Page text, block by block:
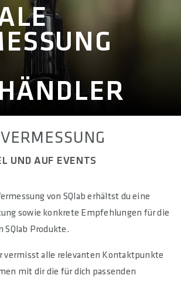
UND AUF EVENTS
von SQlab erhältst du eine
sowie konkrete Empfehlungen für die
SQlab Produkte.
vermisst alle relevanten Kontaktpunkte
mit dir die für dich passenden